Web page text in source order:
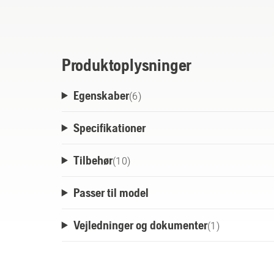
robuste design gør denne adapter til en
og -kabel medfølger ikke.
Produktoplysninger
Egenskaber(6)
Specifikationer
Tilbehør(10)
Passer til model
Vejledninger og dokumenter(1 )